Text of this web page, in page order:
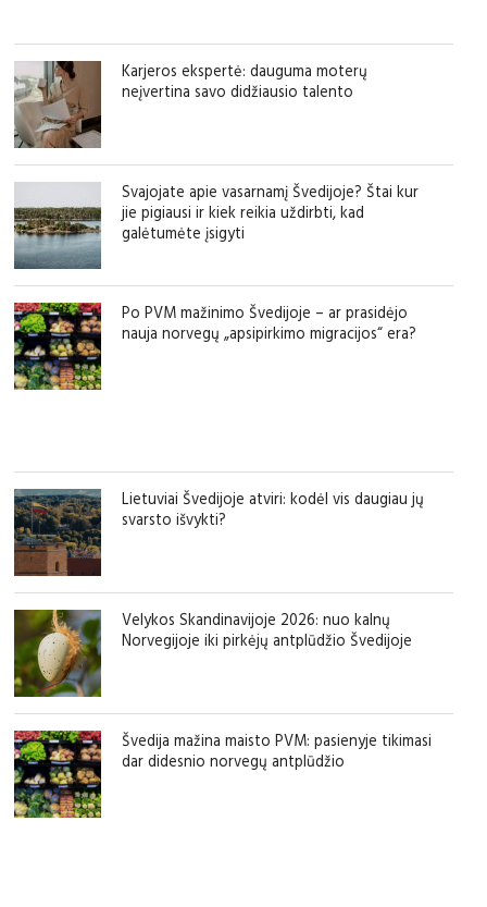
Karjeros ekspertė: dauguma moterų
neįvertina savo didžiausio talento
Svajojate apie vasarnamį Švedijoje? Štai kur
jie pigiausi ir kiek reikia uždirbti, kad
galėtumėte įsigyti
Po PVM mažinimo Švedijoje – ar prasidėjo
nauja norvegų „apsipirkimo migracijos“ era?
Lietuviai Švedijoje atviri: kodėl vis daugiau jų
svarsto išvykti?
Velykos Skandinavijoje 2026: nuo kalnų
Norvegijoje iki pirkėjų antplūdžio Švedijoje
Švedija mažina maisto PVM: pasienyje tikimasi
dar didesnio norvegų antplūdžio